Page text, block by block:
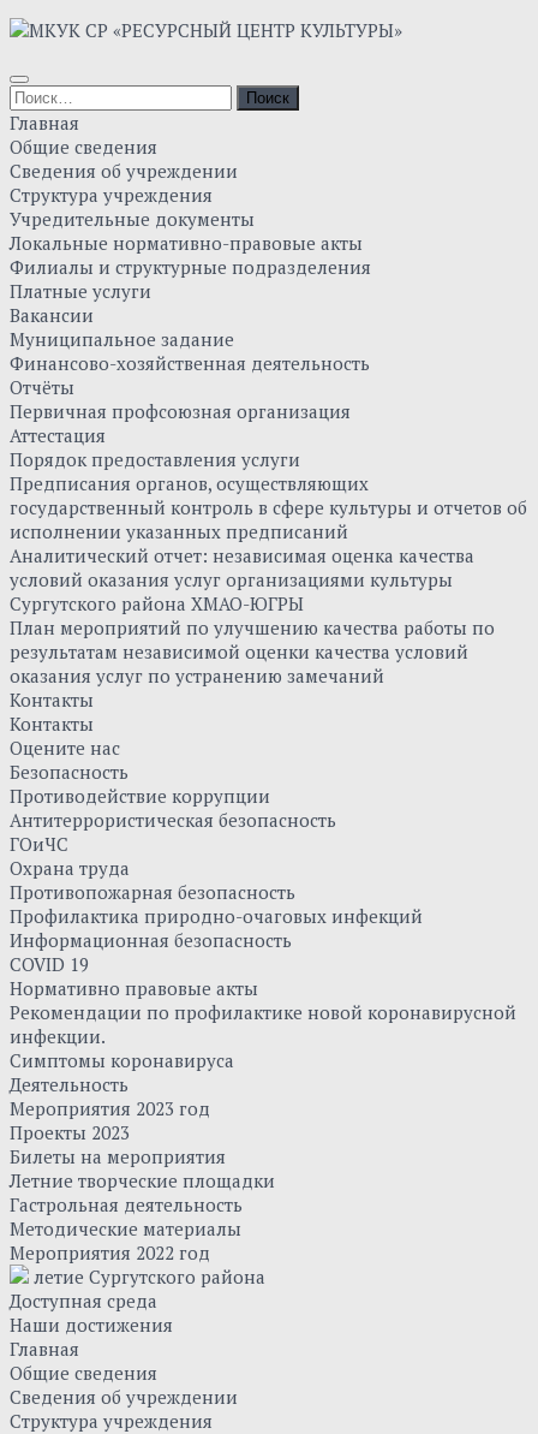
Главная
Общие сведения
Сведения об учреждении
Структура учреждения
Учредительные документы
Локальные нормативно-правовые акты
Филиалы и структурные подразделения
Платные услуги
Вакансии
Муниципальное задание
Финансово-хозяйственная деятельность
Отчёты
Первичная профсоюзная организация
Аттестация
Порядок предоставления услуги
Предписания органов, осуществляющих
государственный контроль в сфере культуры и отчетов об
исполнении указанных предписаний
Аналитический отчет: независимая оценка качества
условий оказания услуг организациями культуры
Сургутского района ХМАО-ЮГРЫ
План мероприятий по улучшению качества работы по
результатам независимой оценки качества условий
оказания услуг по устранению замечаний
Контакты
Контакты
Оцените нас
Безопасность
Противодействие коррупции
Антитеррористическая безопасность
ГОиЧС
Охрана труда
Противопожарная безопасность
Профилактика природно-очаговых инфекций
Информационная безопасность
COVID 19
Нормативно правовые акты
Рекомендации по профилактике новой коронавирусной
инфекции.
Симптомы коронавируса
Деятельность
Мероприятия 2023 год
Проекты 2023
Билеты на мероприятия
Летние творческие площадки
Гастрольная деятельность
Методические материалы
Мероприятия 2022 год
летие Сургутского района
Доступная среда
Наши достижения
Главная
Общие сведения
Сведения об учреждении
Структура учреждения